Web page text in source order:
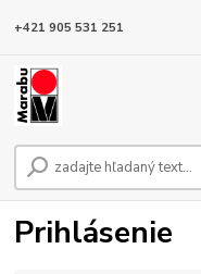
+421 905 531 251
Prihlásenie